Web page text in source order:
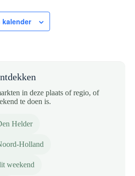
kalender
in deze plaats of regio, of
te doen is.
Helder
Holland
weekend